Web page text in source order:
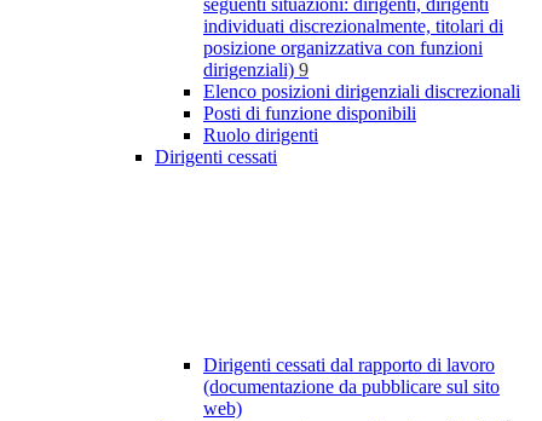
seguenti situazioni: dirigenti, dirigenti
individuati discrezionalmente, titolari di
posizione organizzativa con funzioni
dirigenziali) 9
Elenco posizioni dirigenziali discrezionali
Posti di funzione disponibili
Ruolo dirigenti
Dirigenti cessati
Dirigenti cessati dal rapporto di lavoro
(documentazione da pubblicare sul sito
web)